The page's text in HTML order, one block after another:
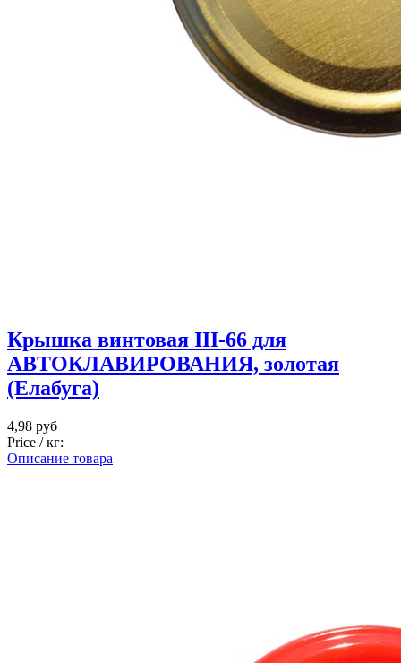
Крышка винтовая III-66 для
АВТОКЛАВИРОВАНИЯ, золотая
(Елабуга)
4,98 руб
Price / кг:
Описание товара